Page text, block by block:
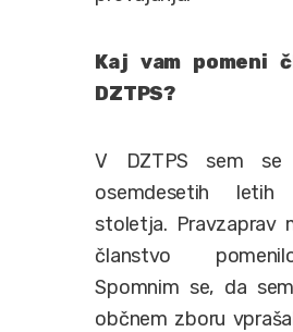
Kaj vam pomeni
DZTPS?
V DZTPS sem se
osemdesetih letih
stoletja. Pravzaprav
članstvo
Spomnim se, da
občnem zboru